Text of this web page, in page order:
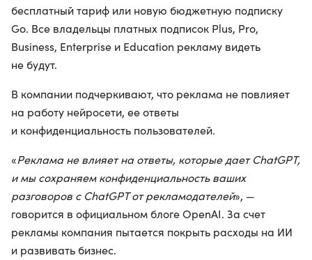
бесплатный тариф или новую бюджетную подписку
Go. Все владельцы платных подписок Plus, Pro,
Business, Enterprise и Education рекламу видеть
не будут.
В компании подчеркивают, что реклама не повлияет
на работу нейросети, ее ответы
и конфиденциальность пользователей.
«Реклама не влияет на ответы, которые дает ChatGPT,
и мы сохраняем конфиденциальность ваших
разговоров с ChatGPT от рекламодателей», —
говорится в официальном блоге OpenAI. За счет
рекламы компания пытается покрыть расходы на ИИ
и развивать бизнес.